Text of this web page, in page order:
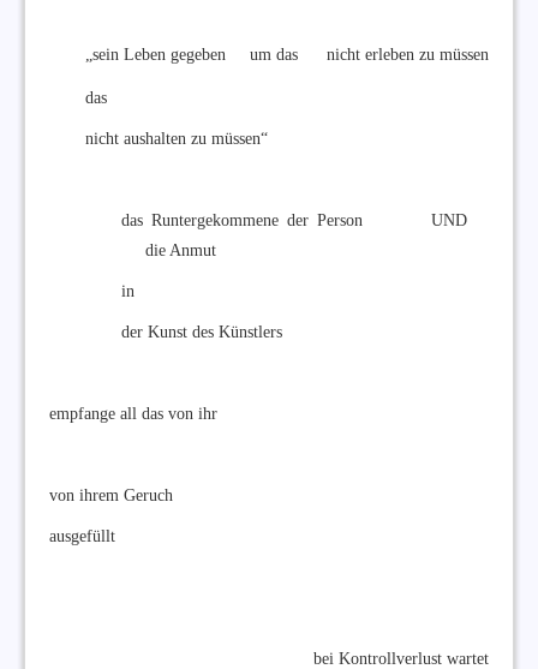
„sein Leben gegeben um das nicht erleben zu müssen
das
nicht aushalten zu müssen“
das Runtergekommene der Person UND
die Anmut
in
der Kunst des Künstlers
empfange all das von ihr
von ihrem Geruch
ausgefüllt
bei Kontrollverlust wartet